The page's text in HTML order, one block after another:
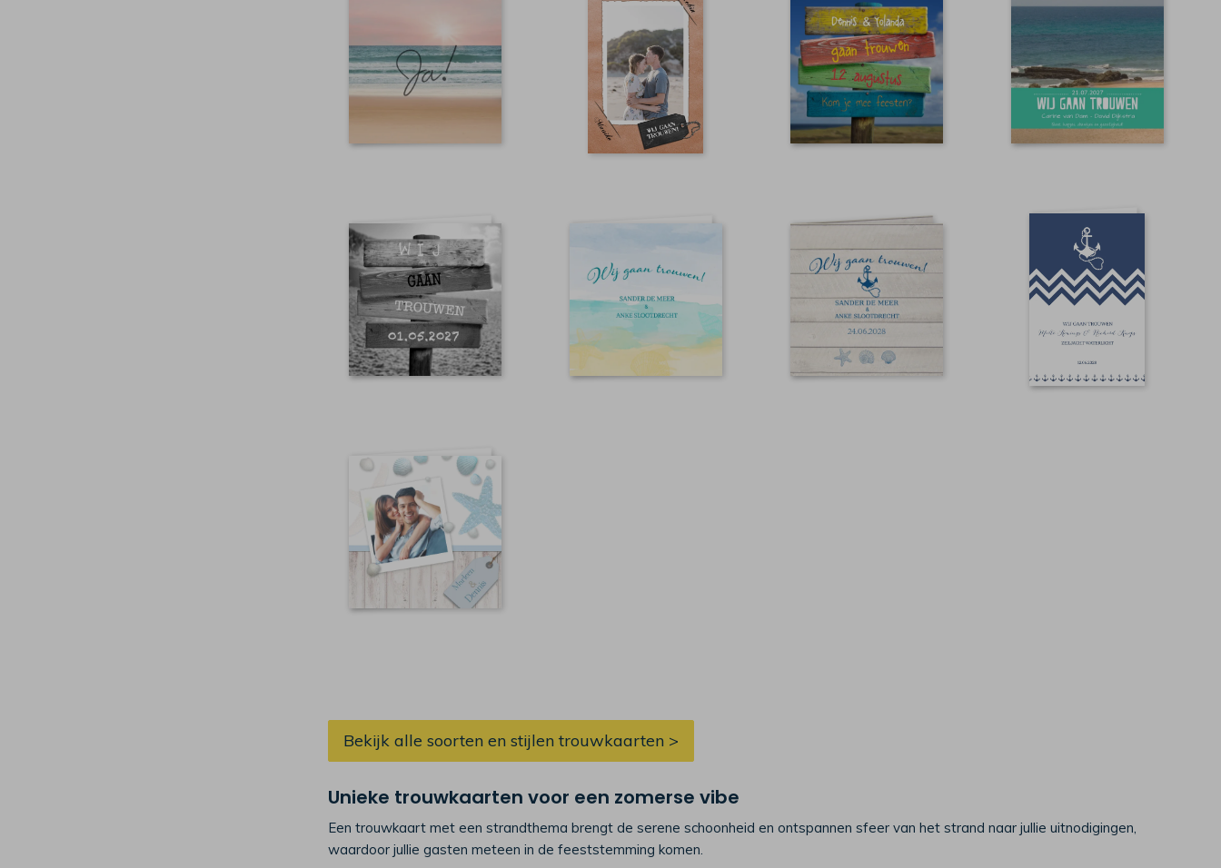
Bekijk alle soorten en stijlen trouwkaarten >
Unieke trouwkaarten voor een zomerse vibe
Een trouwkaart met een strandthema brengt de serene schoonheid en ontspannen sfeer van het strand naar jullie uitnodigingen,
waardoor jullie gasten meteen in de feeststemming komen.